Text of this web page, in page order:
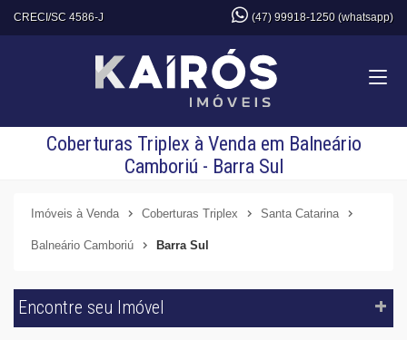
CRECI/SC 4586-J (47) 99918-1250 (whatsapp)
Coberturas Triplex à Venda em Balneário
Camboriú - Barra Sul
Imóveis à Venda Coberturas Triplex Santa Catarina
Balneário Camboriú Barra Sul
Encontre seu Imóvel